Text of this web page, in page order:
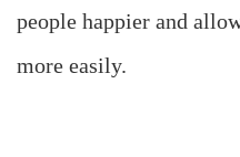
people happier and
more easily.